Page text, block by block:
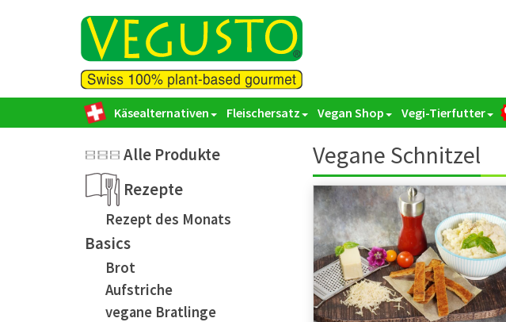
Käsealternativen Fleischersatz Vegan Shop Vegi-Tierfutter
Alle Produkte
Rezepte
Rezept des Monats
Basics
Brot
Aufstriche
vegane Bratlinge
Vegane Schnitzel